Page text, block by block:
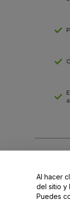
No
Al hacer
del sitio y
Puedes